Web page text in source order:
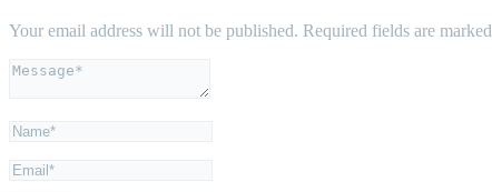
Your email address will not be published. Required fields are marked